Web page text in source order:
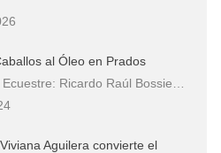
al Óleo en Prados
Ricardo Raúl Bossie…
Aguilera convierte el